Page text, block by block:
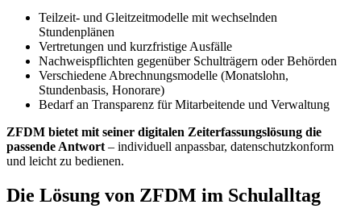
Teilzeit- und Gleitzeitmodelle mit wechselnden
Stundenplänen
Vertretungen und kurzfristige Ausfälle
Nachweispflichten gegenüber Schulträgern oder Behörden
Verschiedene Abrechnungsmodelle (Monatslohn,
Stundenbasis, Honorare)
Bedarf an Transparenz für Mitarbeitende und Verwaltung
ZFDM bietet mit seiner digitalen Zeiterfassungslösung die
passende Antwort – individuell anpassbar, datenschutzkonform
und leicht zu bedienen.
Die Lösung von ZFDM im Schulalltag